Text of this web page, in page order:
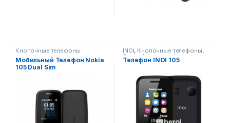
Кнопочные телефоны
Мобильный Телефон Nokia
105 Dual Sim
INOI, Кнопочные телефоны,
Смартфоны,телефоны,
гаджеты, аксессуары
Телефон INOI 105